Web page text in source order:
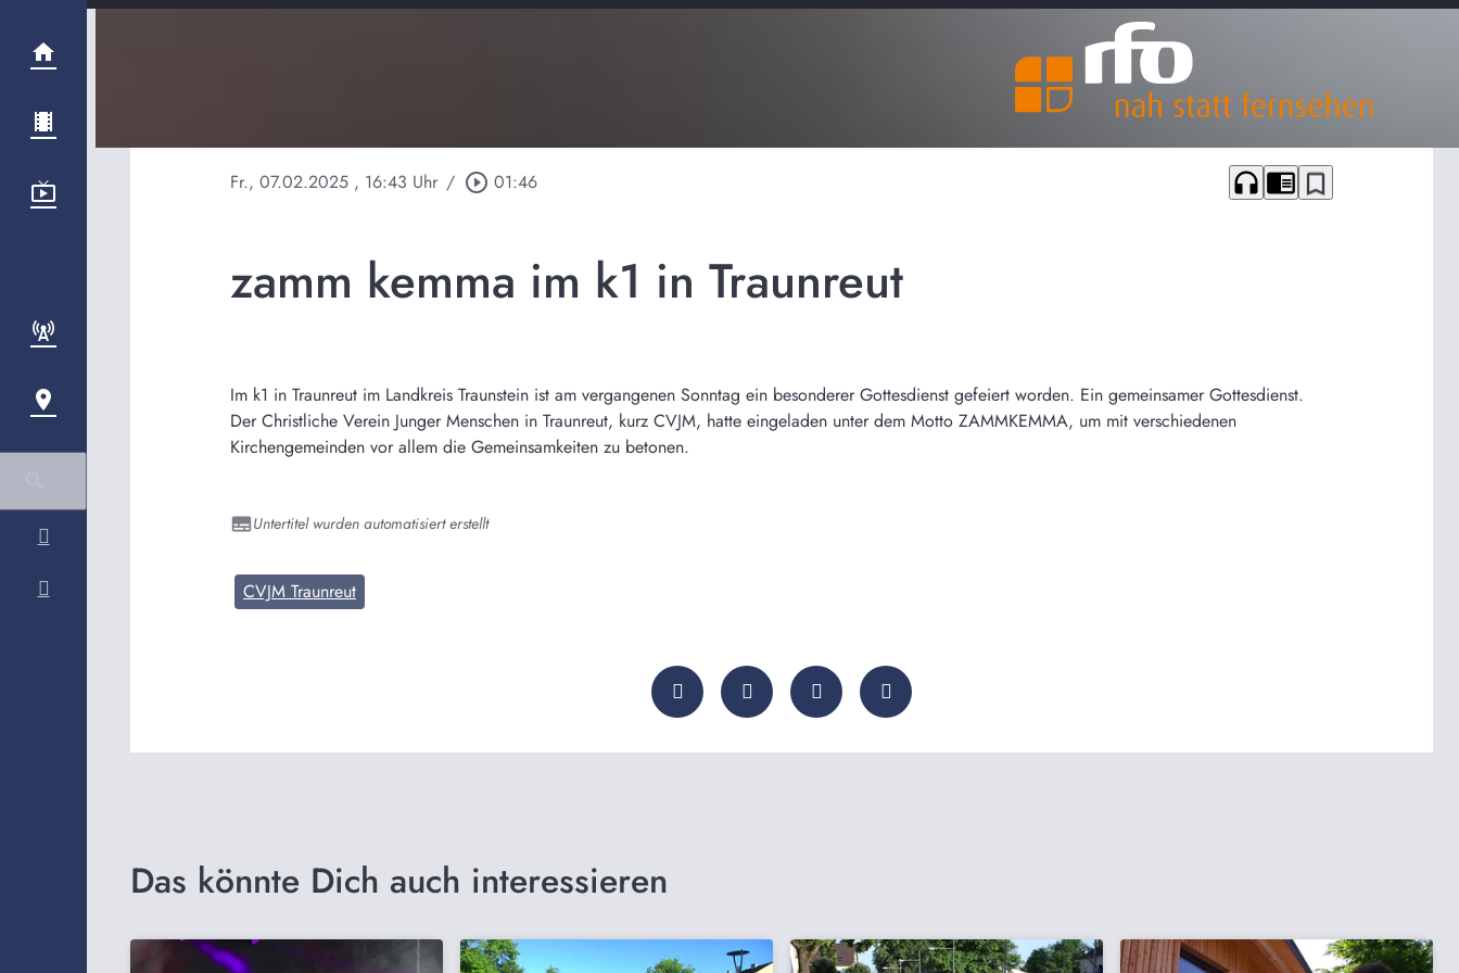
Fr., 07.02.2025 , 16:43 Uhr / play_circle_outline 01:46 headphones chrome_reader_mode bookmark_border
zamm kemma im k1 in Traunreut
Im k1 in Traunreut im Landkreis Traunstein ist am vergangenen Sonntag ein besonderer Gottesdienst gefeiert worden. Ein gemeinsamer Gottesdienst.
Der Christliche Verein Junger Menschen in Traunreut, kurz CVJM, hatte eingeladen unter dem Motto ZAMMKEMMA, um mit verschiedenen
Kirchengemeinden vor allem die Gemeinsamkeiten zu betonen.
Untertitel wurden automatisiert erstellt
CVJM Traunreut
Das könnte Dich auch interessieren